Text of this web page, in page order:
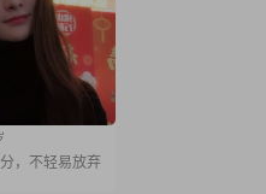
，不轻易放弃